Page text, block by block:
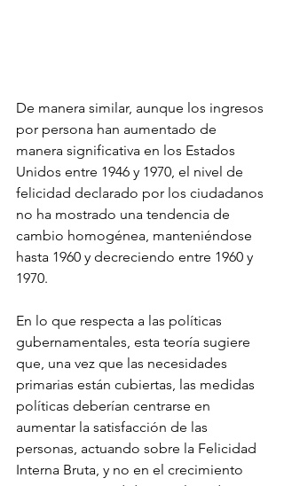
De manera similar, aunque los ingresos
por persona han aumentado de
manera significativa en los Estados
Unidos entre 1946 y 1970, el nivel de
felicidad declarado por los ciudadanos
no ha mostrado una tendencia de
cambio homogénea, manteniéndose
hasta 1960 y decreciendo entre 1960 y
1970.
En lo que respecta a las políticas
gubernamentales, esta teoría sugiere
que, una vez que las necesidades
primarias están cubiertas, las medidas
políticas deberían centrarse en
aumentar la satisfacción de las
personas, actuando sobre la Felicidad
Interna Bruta, y no en el crecimiento